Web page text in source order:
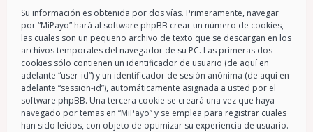
Su información es obtenida por dos vías. Primeramente, navegar
por “MiPayo” hará al software phpBB crear un número de cookies,
las cuales son un pequeño archivo de texto que se descargan en los
archivos temporales del navegador de su PC. Las primeras dos
cookies sólo contienen un identificador de usuario (de aquí en
adelante “user-id”) y un identificador de sesión anónima (de aquí en
adelante “session-id”), automáticamente asignada a usted por el
software phpBB. Una tercera cookie se creará una vez que haya
navegado por temas en “MiPayo” y se emplea para registrar cuales
han sido leídos, con objeto de optimizar su experiencia de usuario.